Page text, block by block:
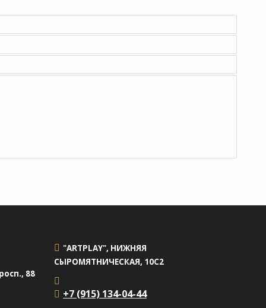
88
"ARTPLAY", НИЖНЯЯ
СЫРОМЯТНИЧЕСКАЯ, 10С2
+7 (915) 134-04-44